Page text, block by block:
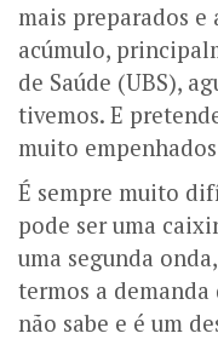
mais preparados
acúmulo,
de Saúde (UBS),
tivemos. E
muito
É sempre muito
pode ser uma
uma segunda
termos a
não sabe e é um